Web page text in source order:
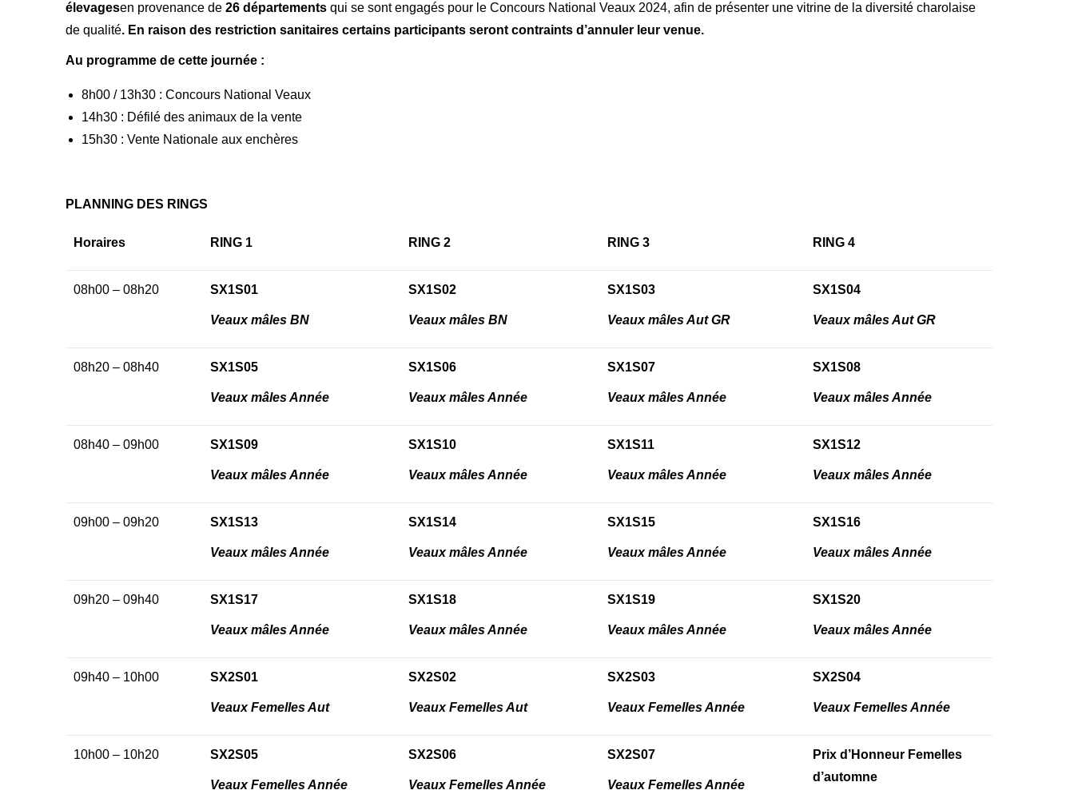
élevagesen provenance de 26 départements qui se sont engagés pour le Concours National Veaux 2024, afin de présenter une vitrine de la diversité charolaise
de qualité. En raison des restriction sanitaires certains participants seront contraints d’annuler leur venue.
Au programme de cette journée :
8h00 / 13h30 : Concours National Veaux
14h30 : Défilé des animaux de la vente
15h30 : Vente Nationale aux enchères
PLANNING DES RINGS
Horaires RING 1 RING 2 RING 3 RING 4
08h00 – 08h20 SX1S01
Veaux mâles BN
SX1S02
Veaux mâles BN
SX1S03
Veaux mâles Aut GR
SX1S04
Veaux mâles Aut GR
08h20 – 08h40 SX1S05
Veaux mâles Année
SX1S06
Veaux mâles Année
SX1S07
Veaux mâles Année
SX1S08
Veaux mâles Année
08h40 – 09h00 SX1S09
Veaux mâles Année
SX1S10
Veaux mâles Année
SX1S11
Veaux mâles Année
SX1S12
Veaux mâles Année
09h00 – 09h20 SX1S13
Veaux mâles Année
SX1S14
Veaux mâles Année
SX1S15
Veaux mâles Année
SX1S16
Veaux mâles Année
09h20 – 09h40 SX1S17
Veaux mâles Année
SX1S18
Veaux mâles Année
SX1S19
Veaux mâles Année
SX1S20
Veaux mâles Année
09h40 – 10h00 SX2S01
Veaux Femelles Aut
SX2S02
Veaux Femelles Aut
SX2S03
Veaux Femelles Année
SX2S04
Veaux Femelles Année
10h00 – 10h20 SX2S05
Veaux Femelles Année
SX2S06
Veaux Femelles Année
SX2S07
Veaux Femelles Année
Prix d’Honneur Femelles
d’automne